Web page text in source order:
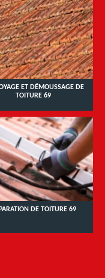
ET DÉMOUSSAGE DE
TOITURE 69
DE TOITURE 69